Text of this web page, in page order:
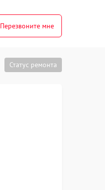
Перезвоните мне
Статус ремонта